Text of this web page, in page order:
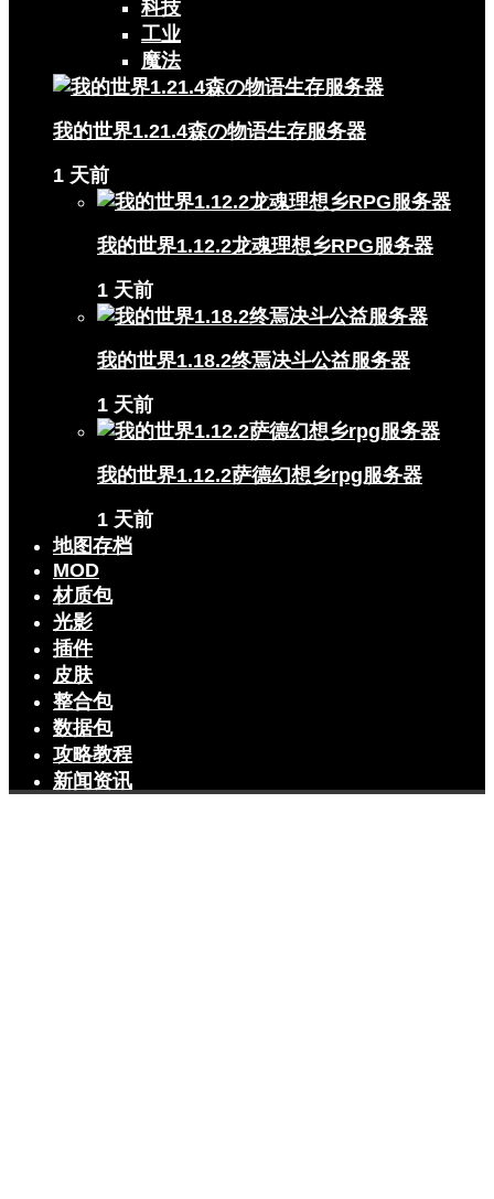
科技
工业
魔法
我的世界1.21.4森の物语生存服务器
1 天前
我的世界1.12.2龙魂理想乡RPG服务器
1 天前
我的世界1.18.2终焉决斗公益服务器
1 天前
我的世界1.12.2萨德幻想乡rpg服务器
1 天前
地图存档
MOD
材质包
光影
插件
皮肤
整合包
数据包
攻略教程
新闻资讯